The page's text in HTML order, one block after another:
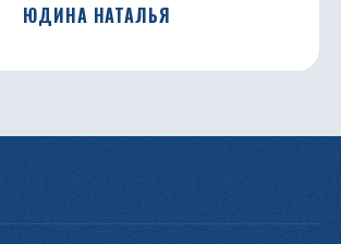
ЮДИНА НАТАЛЬЯ